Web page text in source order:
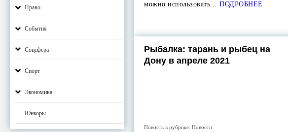
Право
События
Соцсфера
Спорт
Экономика
Юнкоры
можно использовать… ПОДРОБНЕЕ
Рыбалка: тарань и рыбец на
Дону в апреле 2021
Новость в рубрике:Новости